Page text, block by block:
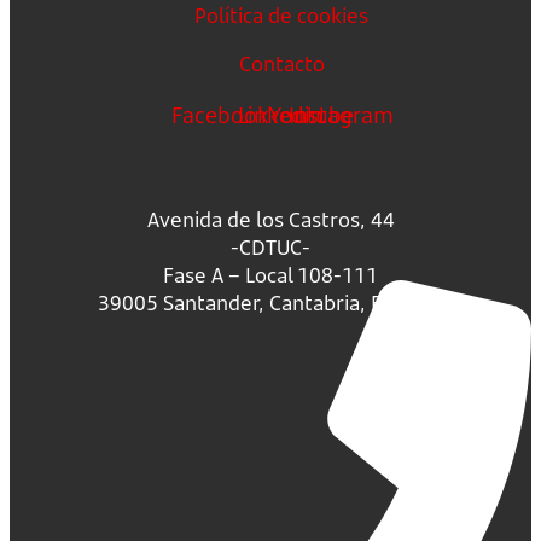
Política de cookies
Contacto
FacebookLinkedin
Youtube
Instagram
Avenida de los Castros, 44
-CDTUC-
Fase A – Local 108-111
39005 Santander, Cantabria, España.